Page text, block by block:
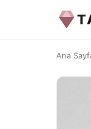
Ana